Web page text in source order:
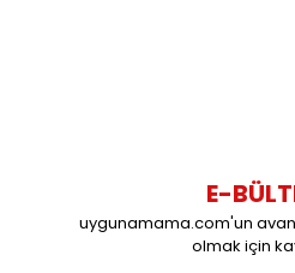
E-
uygunamama.com'un
olmak için